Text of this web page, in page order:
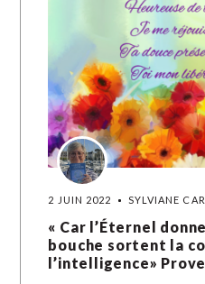
2 JUIN 2022 SYLVIANE
« Car l’Éternel
bouche sortent la
l’intelligence»